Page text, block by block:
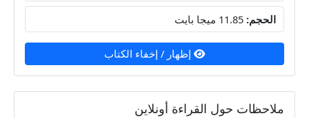
الحجم:
إظهار / إخفاء الكتاب
ملاحظات حول القراءة أونلاين